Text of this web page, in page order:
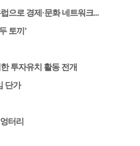
으로 경제·문화 네트워크...
토끼’
투자유치 활동 전개
단가
터리